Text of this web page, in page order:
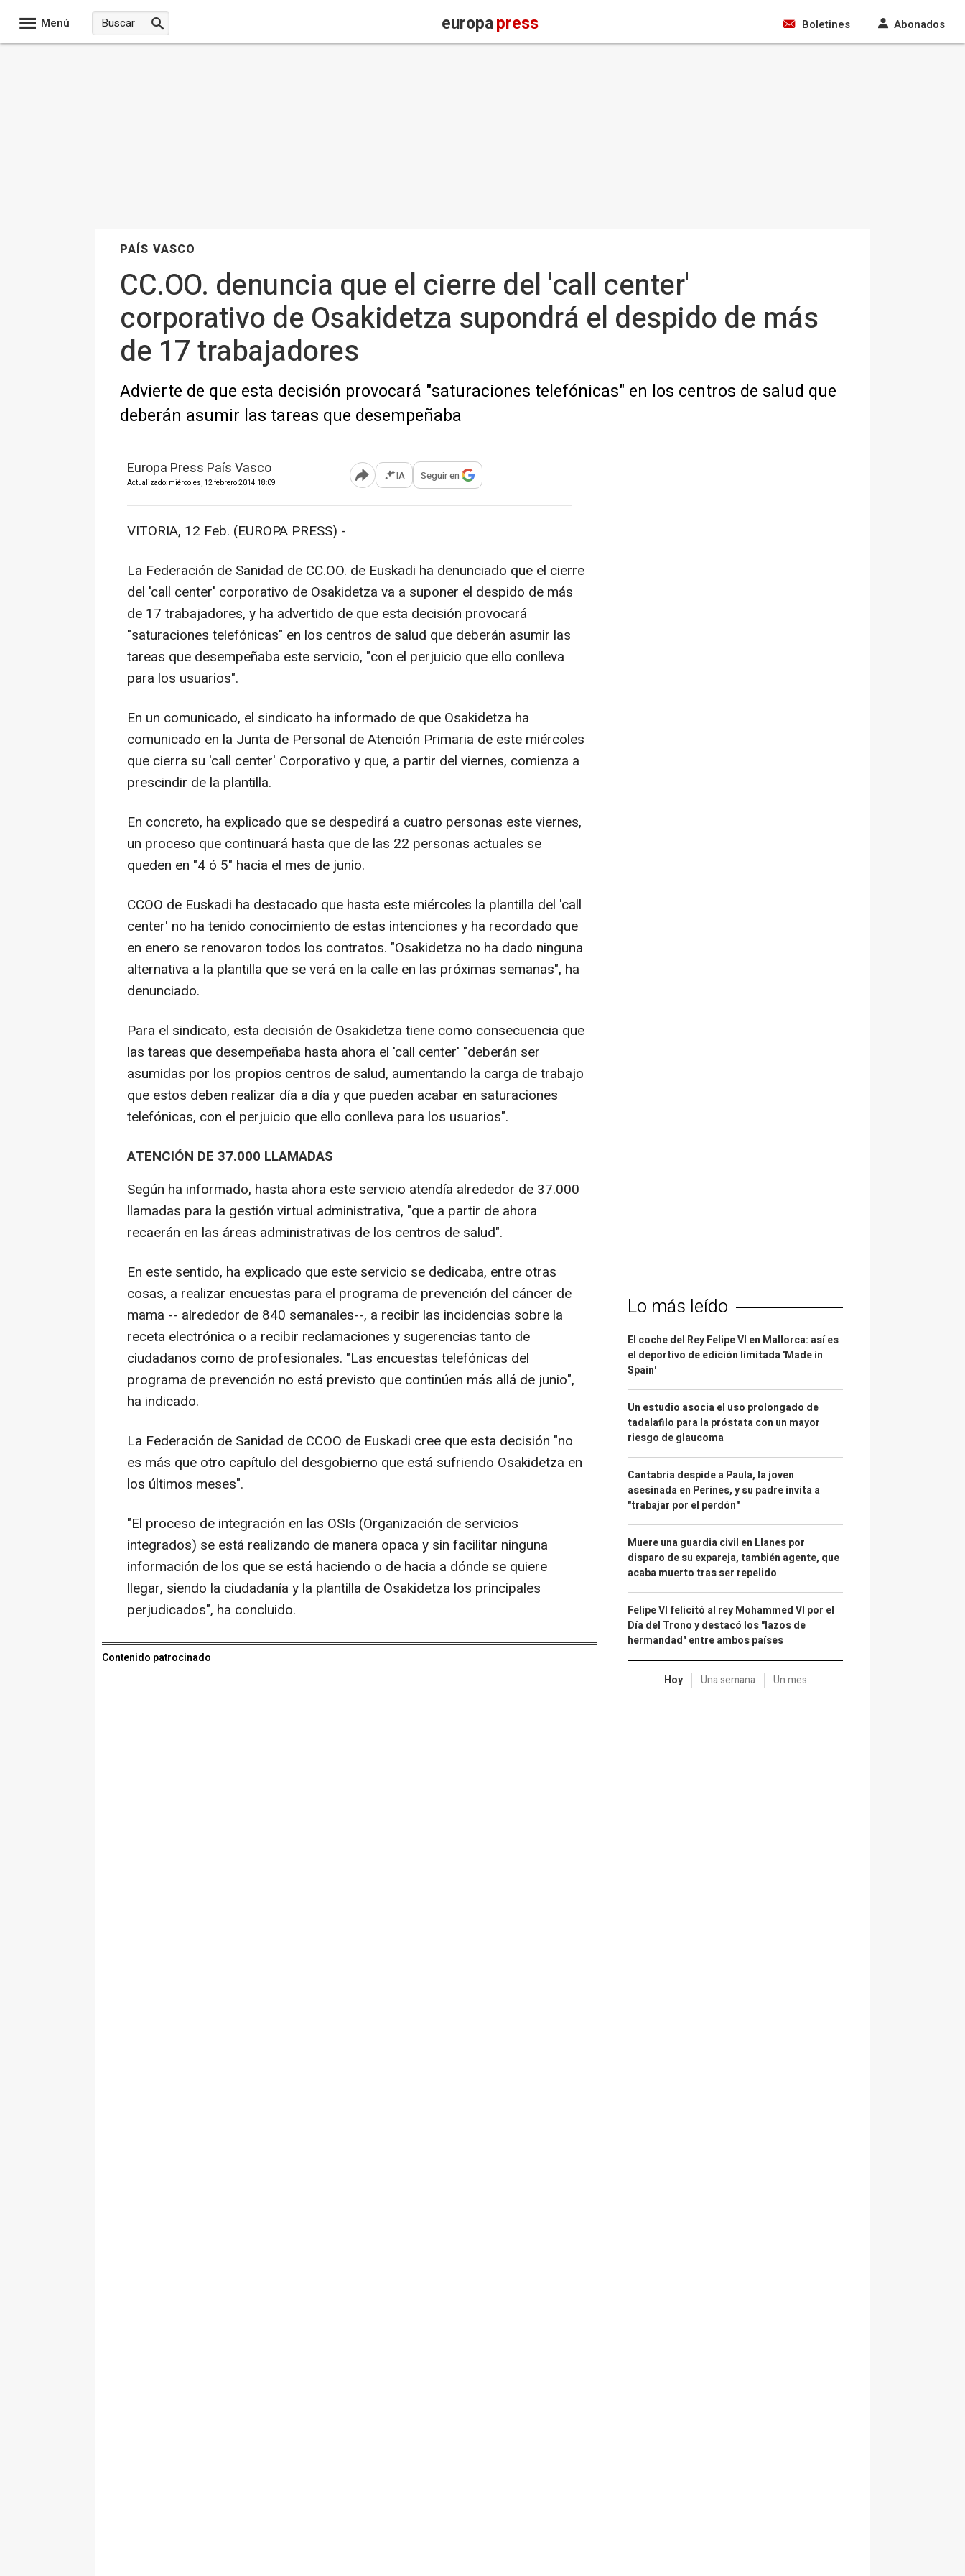
Menú europapress Boletines Abonados
PAÍS VASCO
CC.OO. denuncia que el cierre del 'call center'
corporativo de Osakidetza supondrá el despido de más
de 17 trabajadores
Advierte de que esta decisión provocará "saturaciones telefónicas" en los centros de salud que
deberán asumir las tareas que desempeñaba
Europa Press País Vasco
Actualizado: miércoles, 12 febrero 2014 18:09 Abrir opciones para compartir
IA Seguir en
VITORIA, 12 Feb. (EUROPA PRESS) -
La Federación de Sanidad de CC.OO. de Euskadi ha denunciado que el cierre
del 'call center' corporativo de Osakidetza va a suponer el despido de más
de 17 trabajadores, y ha advertido de que esta decisión provocará
"saturaciones telefónicas" en los centros de salud que deberán asumir las
tareas que desempeñaba este servicio, "con el perjuicio que ello conlleva
para los usuarios".
En un comunicado, el sindicato ha informado de que Osakidetza ha
comunicado en la Junta de Personal de Atención Primaria de este miércoles
que cierra su 'call center' Corporativo y que, a partir del viernes, comienza a
prescindir de la plantilla.
En concreto, ha explicado que se despedirá a cuatro personas este viernes,
un proceso que continuará hasta que de las 22 personas actuales se
queden en "4 ó 5" hacia el mes de junio.
CCOO de Euskadi ha destacado que hasta este miércoles la plantilla del 'call
center' no ha tenido conocimiento de estas intenciones y ha recordado que
en enero se renovaron todos los contratos. "Osakidetza no ha dado ninguna
alternativa a la plantilla que se verá en la calle en las próximas semanas", ha
denunciado.
Para el sindicato, esta decisión de Osakidetza tiene como consecuencia que
las tareas que desempeñaba hasta ahora el 'call center' "deberán ser
asumidas por los propios centros de salud, aumentando la carga de trabajo
que estos deben realizar día a día y que pueden acabar en saturaciones
telefónicas, con el perjuicio que ello conlleva para los usuarios".
ATENCIÓN DE 37.000 LLAMADAS
Según ha informado, hasta ahora este servicio atendía alrededor de 37.000
llamadas para la gestión virtual administrativa, "que a partir de ahora
recaerán en las áreas administrativas de los centros de salud".
En este sentido, ha explicado que este servicio se dedicaba, entre otras
cosas, a realizar encuestas para el programa de prevención del cáncer de
mama -- alrededor de 840 semanales--, a recibir las incidencias sobre la
receta electrónica o a recibir reclamaciones y sugerencias tanto de
ciudadanos como de profesionales. "Las encuestas telefónicas del
programa de prevención no está previsto que continúen más allá de junio",
ha indicado.
La Federación de Sanidad de CCOO de Euskadi cree que esta decisión "no
es más que otro capítulo del desgobierno que está sufriendo Osakidetza en
los últimos meses".
"El proceso de integración en las OSIs (Organización de servicios
integrados) se está realizando de manera opaca y sin facilitar ninguna
información de los que se está haciendo o de hacia a dónde se quiere
llegar, siendo la ciudadanía y la plantilla de Osakidetza los principales
perjudicados", ha concluido.
Contenido patrocinado
Lo más leído
El coche del Rey Felipe VI en Mallorca: así es
el deportivo de edición limitada 'Made in
Spain'
Un estudio asocia el uso prolongado de
tadalafilo para la próstata con un mayor
riesgo de glaucoma
Cantabria despide a Paula, la joven
asesinada en Perines, y su padre invita a
"trabajar por el perdón"
Muere una guardia civil en Llanes por
disparo de su expareja, también agente, que
acaba muerto tras ser repelido
Felipe VI felicitó al rey Mohammed VI por el
Día del Trono y destacó los "lazos de
hermandad" entre ambos países
Hoy Una semana Un mes